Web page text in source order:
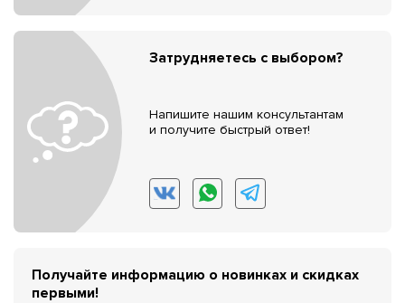
Затрудняетесь с выбором?
Напишите нашим консультантам
и получите быстрый ответ!
Получайте информацию о новинках и скидках
первыми!